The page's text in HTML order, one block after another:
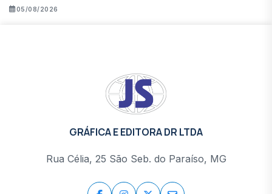
05/08/2026
GRÁFICA E EDITORA DR LTDA
Rua Célia, 25 São Seb. do Paraíso, MG